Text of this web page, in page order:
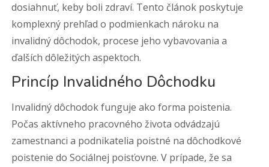
dosiahnuť, keby boli zdraví. Tento článok poskytuje
komplexný prehľad o podmienkach nároku na
invalidný dôchodok, procese jeho vybavovania a
ďalších dôležitých aspektoch.
Princíp Invalidného Dôchodku
Invalidný dôchodok funguje ako forma poistenia.
Počas aktívneho pracovného života odvádzajú
zamestnanci a podnikatelia poistné na dôchodkové
poistenie do Sociálnej poisťovne. V prípade, že sa